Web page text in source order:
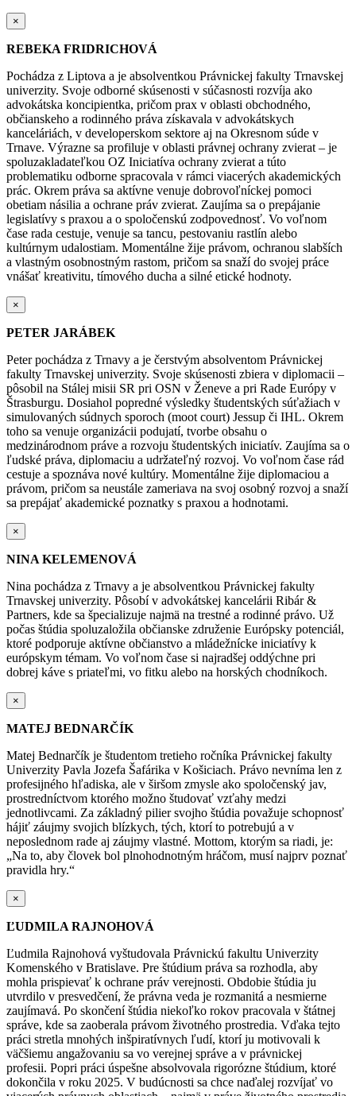
×
REBEKA FRIDRICHOVÁ
Pochádza z Liptova a je absolventkou Právnickej fakulty Trnavskej
univerzity. Svoje odborné skúsenosti v súčasnosti rozvíja ako
advokátska koncipientka, pričom prax v oblasti obchodného,
občianskeho a rodinného práva získavala v advokátskych
kanceláriách, v developerskom sektore aj na Okresnom súde v
Trnave. Výrazne sa profiluje v oblasti právnej ochrany zvierat – je
spoluzakladateľkou OZ Iniciatíva ochrany zvierat a túto
problematiku odborne spracovala v rámci viacerých akademických
prác. Okrem práva sa aktívne venuje dobrovoľníckej pomoci
obetiam násilia a ochrane práv zvierat. Zaujíma sa o prepájanie
legislatívy s praxou a o spoločenskú zodpovednosť. Vo voľnom
čase rada cestuje, venuje sa tancu, pestovaniu rastlín alebo
kultúrnym udalostiam. Momentálne žije právom, ochranou slabších
a vlastným osobnostným rastom, pričom sa snaží do svojej práce
vnášať kreativitu, tímového ducha a silné etické hodnoty.
×
PETER JARÁBEK
Peter pochádza z Trnavy a je čerstvým absolventom Právnickej
fakulty Trnavskej univerzity. Svoje skúsenosti zbiera v diplomacii –
pôsobil na Stálej misii SR pri OSN v Ženeve a pri Rade Európy v
Štrasburgu. Dosiahol popredné výsledky študentských súťažiach v
simulovaných súdnych sporoch (moot court) Jessup či IHL. Okrem
toho sa venuje organizácii podujatí, tvorbe obsahu o
medzinárodnom práve a rozvoju študentských iniciatív. Zaujíma sa o
ľudské práva, diplomaciu a udržateľný rozvoj. Vo voľnom čase rád
cestuje a spoznáva nové kultúry. Momentálne žije diplomaciou a
právom, pričom sa neustále zameriava na svoj osobný rozvoj a snaží
sa prepájať akademické poznatky s praxou a hodnotami.
×
NINA KELEMENOVÁ
Nina pochádza z Trnavy a je absolventkou Právnickej fakulty
Trnavskej univerzity. Pôsobí v advokátskej kancelárii Ribár &
Partners, kde sa špecializuje najmä na trestné a rodinné právo. Už
počas štúdia spoluzaložila občianske združenie Európsky potenciál,
ktoré podporuje aktívne občianstvo a mládežnícke iniciatívy k
európskym témam. Vo voľnom čase si najradšej oddýchne pri
dobrej káve s priateľmi, vo fitku alebo na horských chodníkoch.
×
MATEJ BEDNARČÍK
Matej Bednarčík je študentom tretieho ročníka Právnickej fakulty
Univerzity Pavla Jozefa Šafárika v Košiciach. Právo nevníma len z
profesijného hľadiska, ale v širšom zmysle ako spoločenský jav,
prostredníctvom ktorého možno študovať vzťahy medzi
jednotlivcami. Za základný pilier svojho štúdia považuje schopnosť
hájiť záujmy svojich blízkych, tých, ktorí to potrebujú a v
neposlednom rade aj záujmy vlastné. Mottom, ktorým sa riadi, je:
„Na to, aby človek bol plnohodnotným hráčom, musí najprv poznať
pravidla hry.“
×
ĽUDMILA RAJNOHOVÁ
Ľudmila Rajnohová vyštudovala Právnickú fakultu Univerzity
Komenského v Bratislave. Pre štúdium práva sa rozhodla, aby
mohla prispievať k ochrane práv verejnosti. Obdobie štúdia ju
utvrdilo v presvedčení, že právna veda je rozmanitá a nesmierne
zaujímavá. Po skončení štúdia niekoľko rokov pracovala v štátnej
správe, kde sa zaoberala právom životného prostredia. Vďaka tejto
práci stretla mnohých inšpiratívnych ľudí, ktorí ju motivovali k
väčšiemu angažovaniu sa vo verejnej správe a v právnickej
profesii. Popri práci úspešne absolvovala rigorózne štúdium, ktoré
dokončila v roku 2025. V budúcnosti sa chce naďalej rozvíjať vo